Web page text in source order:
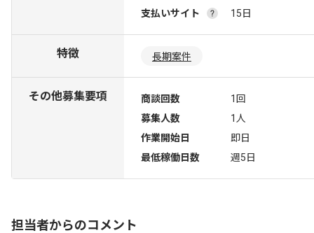
支払いサイト
15日
特徴 長期案件
その他募集要項 商談回数
1回
募集人数
1人
作業開始日
即日
最低稼働日数
週5日
担当者からのコメント